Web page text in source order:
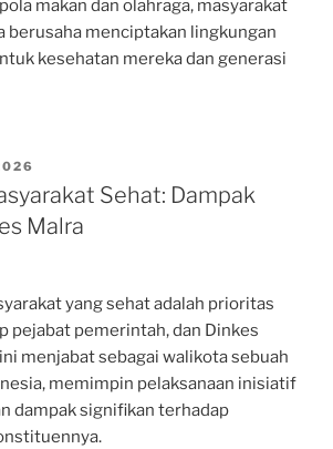
makan dan olahraga, masyarakat
berusaha menciptakan lingkungan
kesehatan mereka dan generasi
Sehat: Dampak
Malra
yang sehat adalah prioritas
pejabat pemerintah, dan Dinkes
menjabat sebagai walikota sebuah
memimpin pelaksanaan inisiatif
dampak signifikan terhadap